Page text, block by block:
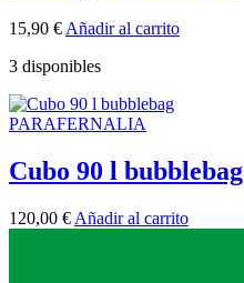
15,90 € Añadir al carrito
3 disponibles
PARAFERNALIA
Cubo 90 l bubblebag
120,00 € Añadir al carrito